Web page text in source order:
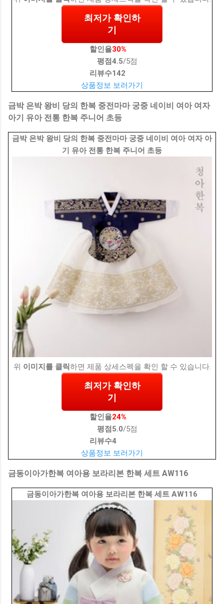
최저가 확인하
기
할인율30%
평점4.5/5점
리뷰수142
상품정보 보러가기
금박 은박 왕비 당의 한복 중전마마 궁중 네이비 여아 여자
아기 유아 전통 한복 주니어 초등
금박 은박 왕비 당의 한복 중전마마 궁중 네이비 여아 여자 아
기 유아 전통 한복 주니어 초등
위 이미지를 클릭하면 제품 상세스펙을 확인 할 수 있습니다.
최저가 확인하
기
할인율24%
평점 5.0/5점
리뷰수4
상품정보 보러가기
금동이아가한복 여아용 보라리본 한복 세트 AW116
금동이아가한복 여아용 보라리본 한복 세트 AW116